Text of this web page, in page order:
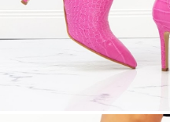
ВИСОЧИНА ТОК:
ОБЩА ВИСОЧИНА: